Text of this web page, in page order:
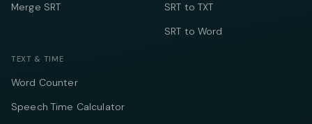
Merge SRT
SRT to TXT
SRT to Word
TEXT & TIME
Word Counter
Speech Time Calculator